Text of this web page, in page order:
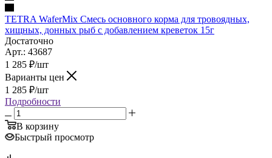
TETRA WaferMix Смесь основного корма для тровоядных,
хищных, донных рыб с добавлением креветок 15г
Достаточно
Арт.: 43687
1 285 ₽/шт
Варианты цен
1 285 ₽/шт
Подробности
В корзину
Быстрый просмотр